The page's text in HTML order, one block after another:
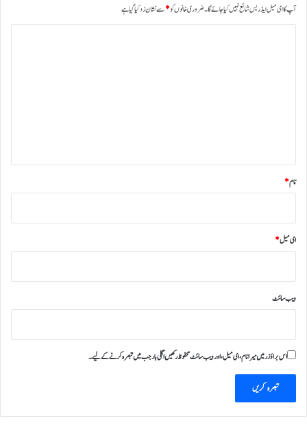
آپ کا ای میل ایڈریس شائع نہیں کیا جائے گا۔ضروری خانوں کو*سے نشان زد کیا گیا ہے
نام*
ای میل*
ویب‌ سائٹ
اس براؤزر میں میرا نام، ای میل، اور ویب سائٹ محفوظ رکھیں اگلی بار جب میں تبصرہ کرنے کےلیے۔